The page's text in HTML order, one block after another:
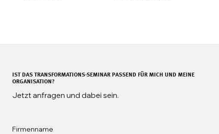
IST DAS TRANSFORMATIONS-SEMINAR PASSEND FÜR MICH UND MEINE
ORGANISATION?
Jetzt anfragen und dabei sein.
Firmenname